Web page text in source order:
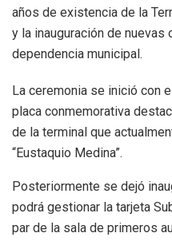
años de existencia de la
y la inauguración de
dependencia municipal.
La ceremonia se inició con
placa conmemorativa
de la terminal que
“Eustaquio Medina”.
Posteriormente se dejó
podrá gestionar la tarjeta
par de la sala de primeros